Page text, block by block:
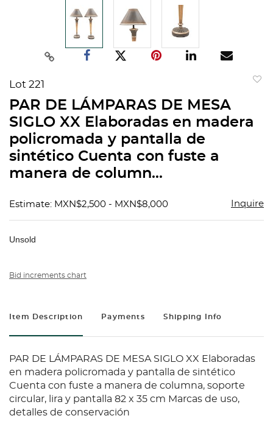
Lot 221
PAR DE LÁMPARAS DE MESA
SIGLO XX Elaboradas en madera
policromada y pantalla de
sintético Cuenta con fuste a
manera de column...
Estimate: MXN$2,500 - MXN$8,000 Inquire
Unsold
Bid increments chart
Item Description Payments Shipping Info
PAR DE LÁMPARAS DE MESA SIGLO XX Elaboradas
en madera policromada y pantalla de sintético
Cuenta con fuste a manera de columna, soporte
circular, lira y pantalla 82 x 35 cm Marcas de uso,
detalles de conservación